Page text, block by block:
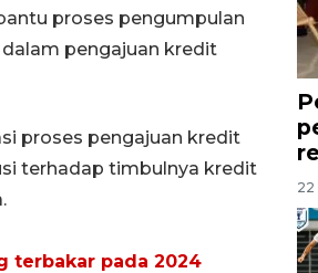
proses pengumpulan
pengajuan kredit
proses pengajuan kredit
terhadap timbulnya kredit
terbakar pada 2024
22